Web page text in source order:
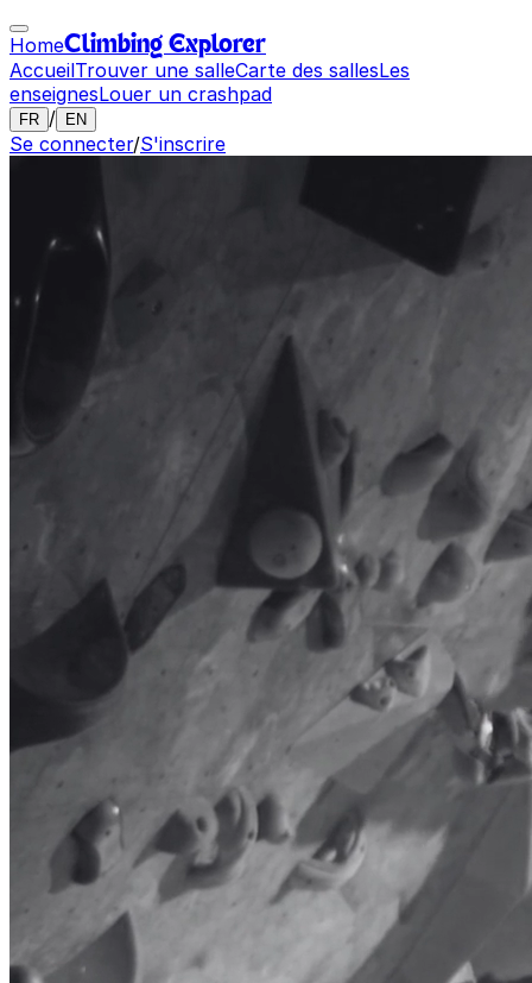
HomeClimbing Explorer
AccueilTrouver une salleCarte des sallesLes
enseignesLouer un crashpad
FR / EN
Se connecter/S'inscrire